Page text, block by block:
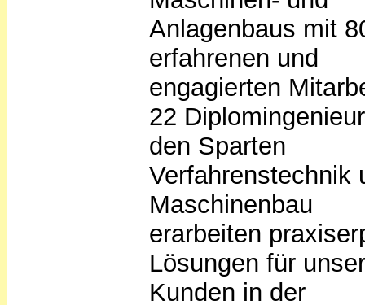
Anlagenbaus mit
erfahrenen und
engagierten
22
den Sparten
Verfahrenstechnik
Maschinenbau
erarbeiten
Lösungen für
Kunden in der